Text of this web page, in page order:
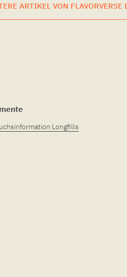
ARTIKEL VON FLAVORVERSE
Longfills